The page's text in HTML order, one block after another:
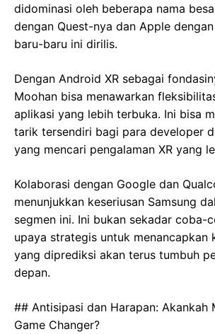
didominasi oleh beberapa nama
dengan Quest-nya dan Apple
baru-baru ini dirilis.
Dengan Android XR sebagai
Moohan bisa menawarkan
aplikasi yang lebih terbuka. Ini bisa
tarik tersendiri bagi para developer
yang mencari pengalaman XR yang
Kolaborasi dengan Google dan
menunjukkan keseriusan Samsung
segmen ini. Ini bukan sekadar coba-
upaya strategis untuk menancapkan
yang diprediksi akan terus tumbuh
depan.
## Antisipasi dan Harapan: Akankah
Game Changer?